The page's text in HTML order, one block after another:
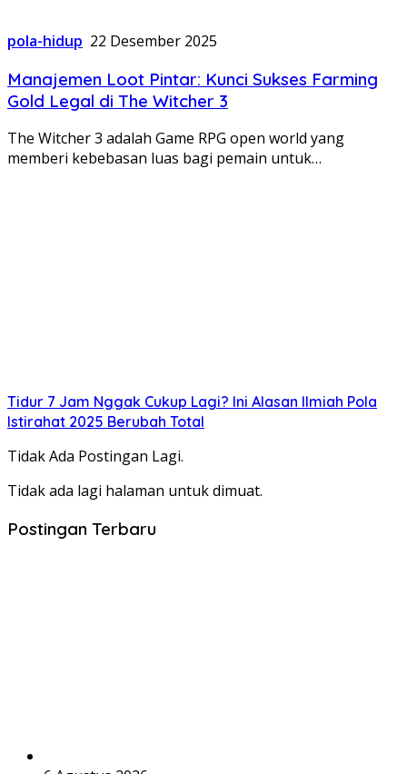
pola-hidup 22 Desember 2025
Manajemen Loot Pintar: Kunci Sukses Farming
Gold Legal di The Witcher 3
The Witcher 3 adalah Game RPG open world yang
memberi kebebasan luas bagi pemain untuk…
Tidur 7 Jam Nggak Cukup Lagi? Ini Alasan Ilmiah Pola
Istirahat 2025 Berubah Total
Tidak Ada Postingan Lagi.
Tidak ada lagi halaman untuk dimuat.
Postingan Terbaru